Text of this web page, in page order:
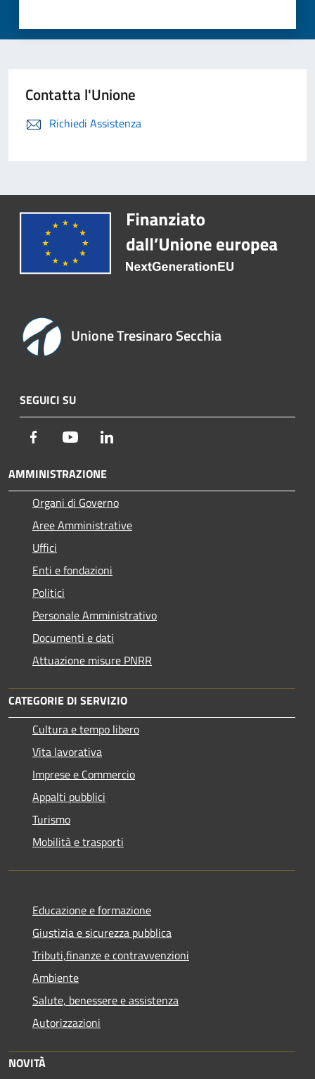
Contatta l'Unione
Richiedi Assistenza
Unione Tresinaro Secchia
SEGUICI SU
Facebook Youtube
AMMINISTRAZIONE
Organi di Governo
Aree Amministrative
Uffici
Enti e fondazioni
Politici
Personale Amministrativo
Documenti e dati
Attuazione misure PNRR
CATEGORIE DI SERVIZIO
Cultura e tempo libero
Vita lavorativa
Imprese e Commercio
Appalti pubblici
Turismo
Mobilità e trasporti
Educazione e formazione
Giustizia e sicurezza pubblica
Tributi,finanze e contravvenzioni
Ambiente
Salute, benessere e assistenza
Autorizzazioni
NOVITÀ